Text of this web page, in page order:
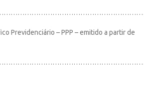
Previdenciário – PPP – emitido a partir de